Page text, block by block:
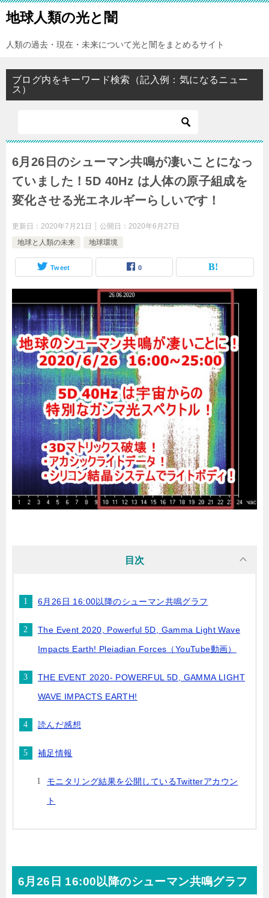
地球人類の光と闇
人類の過去・現在・未来について光と闇をまとめるサイト
ブログ内をキーワード検索（記入例：気になるニュー
ス）
6月26日のシューマン共鳴が凄いことになっ
ていました！5D 40Hz は人体の原子組成を
変化させる光エネルギーらしいです！
更新日： 2020年7月21日 公開日： 2020年6月27日
地球と人類の未来
地球環境
Tweet 0
目次
6月26日 16:00以降のシューマン共鳴グラフ
The Event 2020, Powerful 5D, Gamma Light Wave
Impacts Earth! Pleiadian Forces（YouTube動画）
THE EVENT 2020- POWERFUL 5D, GAMMA LIGHT
WAVE IMPACTS EARTH!
読んだ感想
補足情報
モニタリング結果を公開しているTwitterアカウン
ト
6月26日 16:00以降のシューマン共鳴グラフ